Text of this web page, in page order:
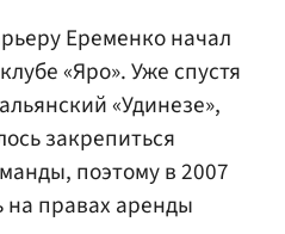
Еременко начал
«Яро». Уже спустя
«Удинезе»,
закрепиться
поэтому в 2007
на правах аренды